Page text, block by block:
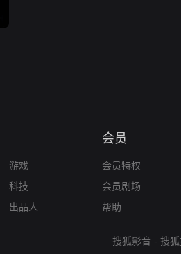
游戏
科技
出品人
会员
会员特权
会员剧场
帮助
搜狐影音 - 搜